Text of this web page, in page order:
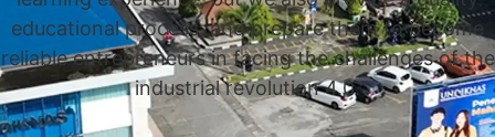
educational process, and prepare them to become
reliable entrepreneurs in facing the challenges of the
industrial revolution 4.0.